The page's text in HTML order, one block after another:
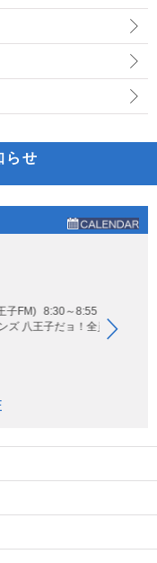
らせ
FM) 8:30～8:55
八王子だョ！全員